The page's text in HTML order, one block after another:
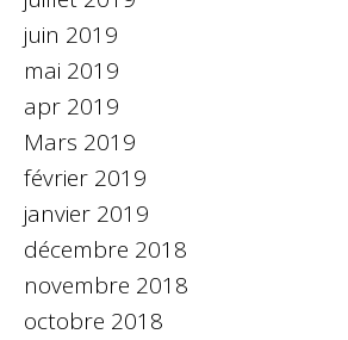
juin 2019
mai 2019
apr 2019
Mars 2019
février 2019
janvier 2019
décembre 2018
novembre 2018
octobre 2018